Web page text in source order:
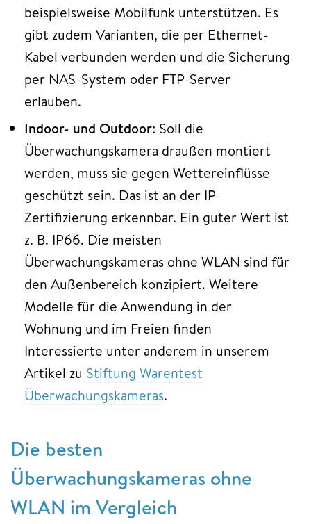
beispielsweise Mobilfunk unterstützen. Es
gibt zudem Varianten, die per Ethernet-
Kabel verbunden werden und die Sicherung
per NAS-System oder FTP-Server
erlauben.
Indoor- und Outdoor: Soll die
Überwachungskamera draußen montiert
werden, muss sie gegen Wettereinflüsse
geschützt sein. Das ist an der IP-
Zertifizierung erkennbar. Ein guter Wert ist
z. B. IP66. Die meisten
Überwachungskameras ohne WLAN sind für
den Außenbereich konzipiert. Weitere
Modelle für die Anwendung in der
Wohnung und im Freien finden
Interessierte unter anderem in unserem
Artikel zu Stiftung Warentest
Überwachungskameras.
Die besten
Überwachungskameras ohne
WLAN im Vergleich